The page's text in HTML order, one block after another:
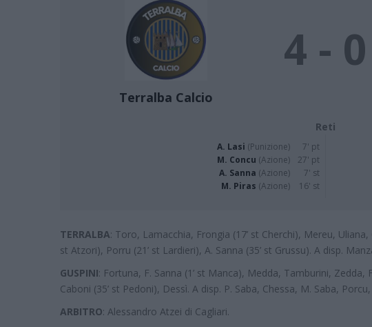
Terralba Calcio
4 - 0
Reti
A. Lasi (Punizione)
7' pt
M. Concu (Azione)
27' pt
A. Sanna (Azione)
7' st
M. Piras (Azione) 16' st
TERRALBA: Toro, Lamacchia, Frongia (17’ st Cherchi), Mereu,
st Atzori), Porru (21’ st Lardieri), A. Sanna (35’ st Grussu). A disp.
GUSPINI: Fortuna, F. Sanna (1’ st Manca), Medda, Tamburini,
Caboni (35’ st Pedoni), Dessì. A disp. P. Saba, Chessa, M. Saba,
ARBITRO: Alessandro Atzei di Cagliari.